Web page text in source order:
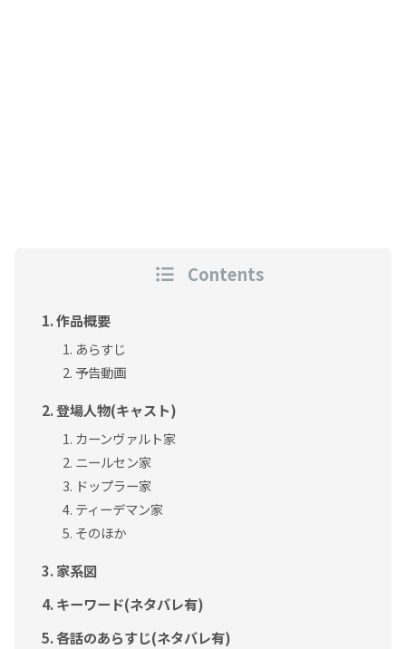
Contents
作品概要
あらすじ
予告動画
登場人物(キャスト)
カーンヴァルト家
ニールセン家
ドップラー家
ティーデマン家
そのほか
家系図
キーワード(ネタバレ有)
各話のあらすじ(ネタバレ有)